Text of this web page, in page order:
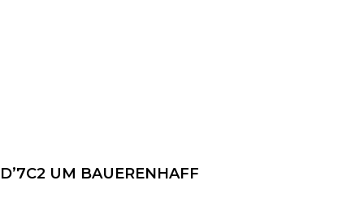
D’7C2 UM BAUERENHAFF